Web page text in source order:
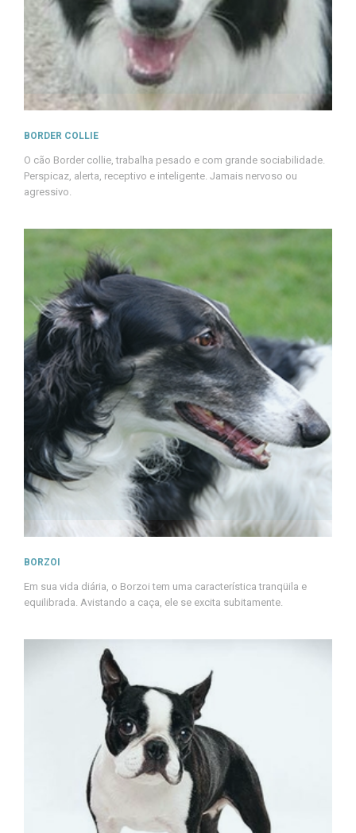
BORDER COLLIE
O cão Border collie, trabalha pesado e com grande sociabilidade.
Perspicaz, alerta, receptivo e inteligente. Jamais nervoso ou
agressivo.
BORZOI
Em sua vida diária, o Borzoi tem uma característica tranqüila e
equilibrada. Avistando a caça, ele se excita subitamente.